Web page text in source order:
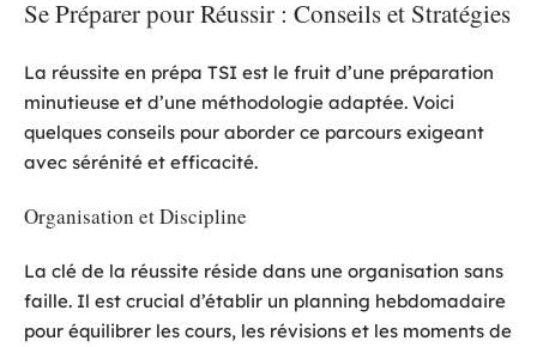
Se Préparer pour Réussir : Conseils et Stratégies
La réussite en prépa TSI est le fruit d’une préparation
minutieuse et d’une méthodologie adaptée. Voici
quelques conseils pour aborder ce parcours exigeant
avec sérénité et efficacité.
Organisation et Discipline
La clé de la réussite réside dans une organisation sans
faille. Il est crucial d’établir un planning hebdomadaire
pour équilibrer les cours, les révisions et les moments de